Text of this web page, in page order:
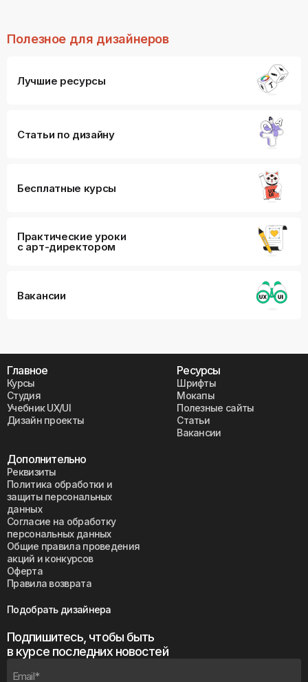
Полезное для дизайнеров
Лучшие ресурсы
Статьи по дизайну
Бесплатные курсы
Практические уроки
с арт-директором
Вакансии
Главное
Курсы
Студия
Учебник UX/UI
Дизайн проекты
Ресурсы
Шрифты
Мокапы
Полезные сайты
Статьи
Вакансии
Дополнительно
Реквизиты
Политика обработки и
защиты персональных
данных
Согласие на обработку
персональных данных
Общие правила проведения
акций и конкурсов
Оферта
Правила возврата
Подпишитесь, чтобы быть
в курсе последних новостей
Подобрать дизайнера